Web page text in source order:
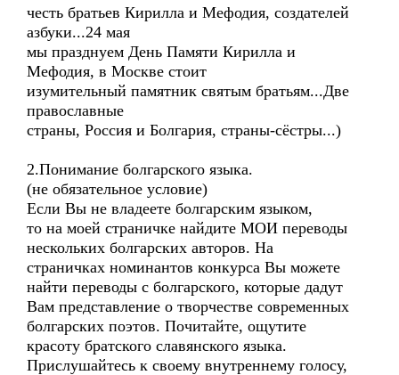
честь братьев Кирилла и Мефодия, создателей
азбуки...24 мая
мы празднуем День Памяти Кирилла и
Мефодия, в Москве стоит
изумительный памятник святым братьям...Две
православные
страны, Россия и Болгария, страны-сёстры...)
2.Понимание болгарского языка.
(не обязательное условие)
Если Вы не владеете болгарским языком,
то на моей страничке найдите МОИ переводы
нескольких болгарских авторов. На
страничках номинантов конкурса Вы можете
найти переводы с болгарского, которые дадут
Вам представление о творчестве современных
болгарских поэтов. Почитайте, ощутите
красоту братского славянского языка.
Прислушайтесь к своему внутреннему голосу,